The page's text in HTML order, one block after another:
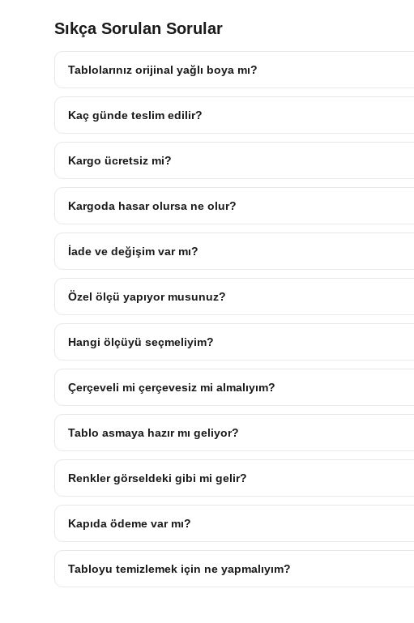
Sıkça Sorulan Sorular
Tablolarınız orijinal yağlı boya mı?
Kaç günde teslim edilir?
Kargo ücretsiz mi?
Kargoda hasar olursa ne olur?
İade ve değişim var mı?
Özel ölçü yapıyor musunuz?
Hangi ölçüyü seçmeliyim?
Çerçeveli mi çerçevesiz mi almalıyım?
Tablo asmaya hazır mı geliyor?
Renkler görseldeki gibi mi gelir?
Kapıda ödeme var mı?
Tabloyu temizlemek için ne yapmalıyım?